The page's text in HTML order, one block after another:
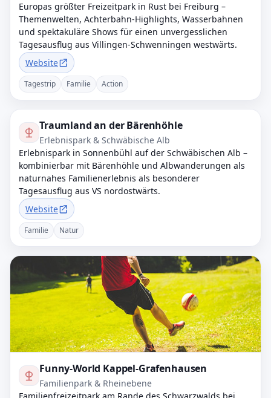
Europas größter Freizeitpark in Rust bei Freiburg –
Themenwelten, Achterbahn-Highlights, Wasserbahnen
und spektakuläre Shows für einen unvergesslichen
Tagesausflug aus Villingen-Schwenningen westwärts.
Website
Tagestrip Familie Action
Traumland an der Bärenhöhle
Erlebnispark & Schwäbische Alb
Erlebnispark in Sonnenbühl auf der Schwäbischen Alb –
kombinierbar mit Bärenhöhle und Albwanderungen als
naturnahes Familienerlebnis als besonderer
Tagesausflug aus VS nordostwärts.
Website
Familie Natur
Funny-World Kappel-Grafenhausen
Familienpark & Rheinebene